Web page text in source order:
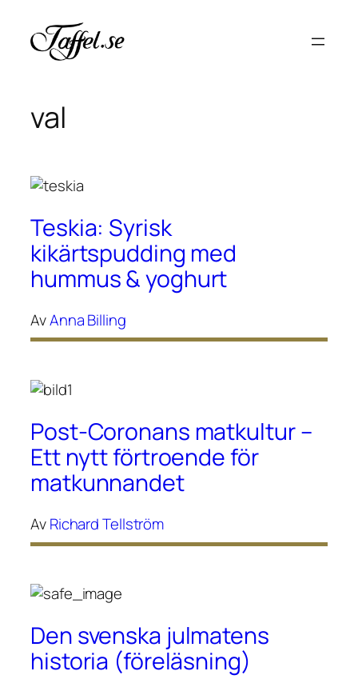
innehåll
val
Teskia: Syrisk
kikärtspudding med
hummus & yoghurt
AvAnna Billing
Post-Coronans matkultur –
Ett nytt förtroende för
matkunnandet
AvRichard Tellström
Den svenska julmatens
historia (föreläsning)